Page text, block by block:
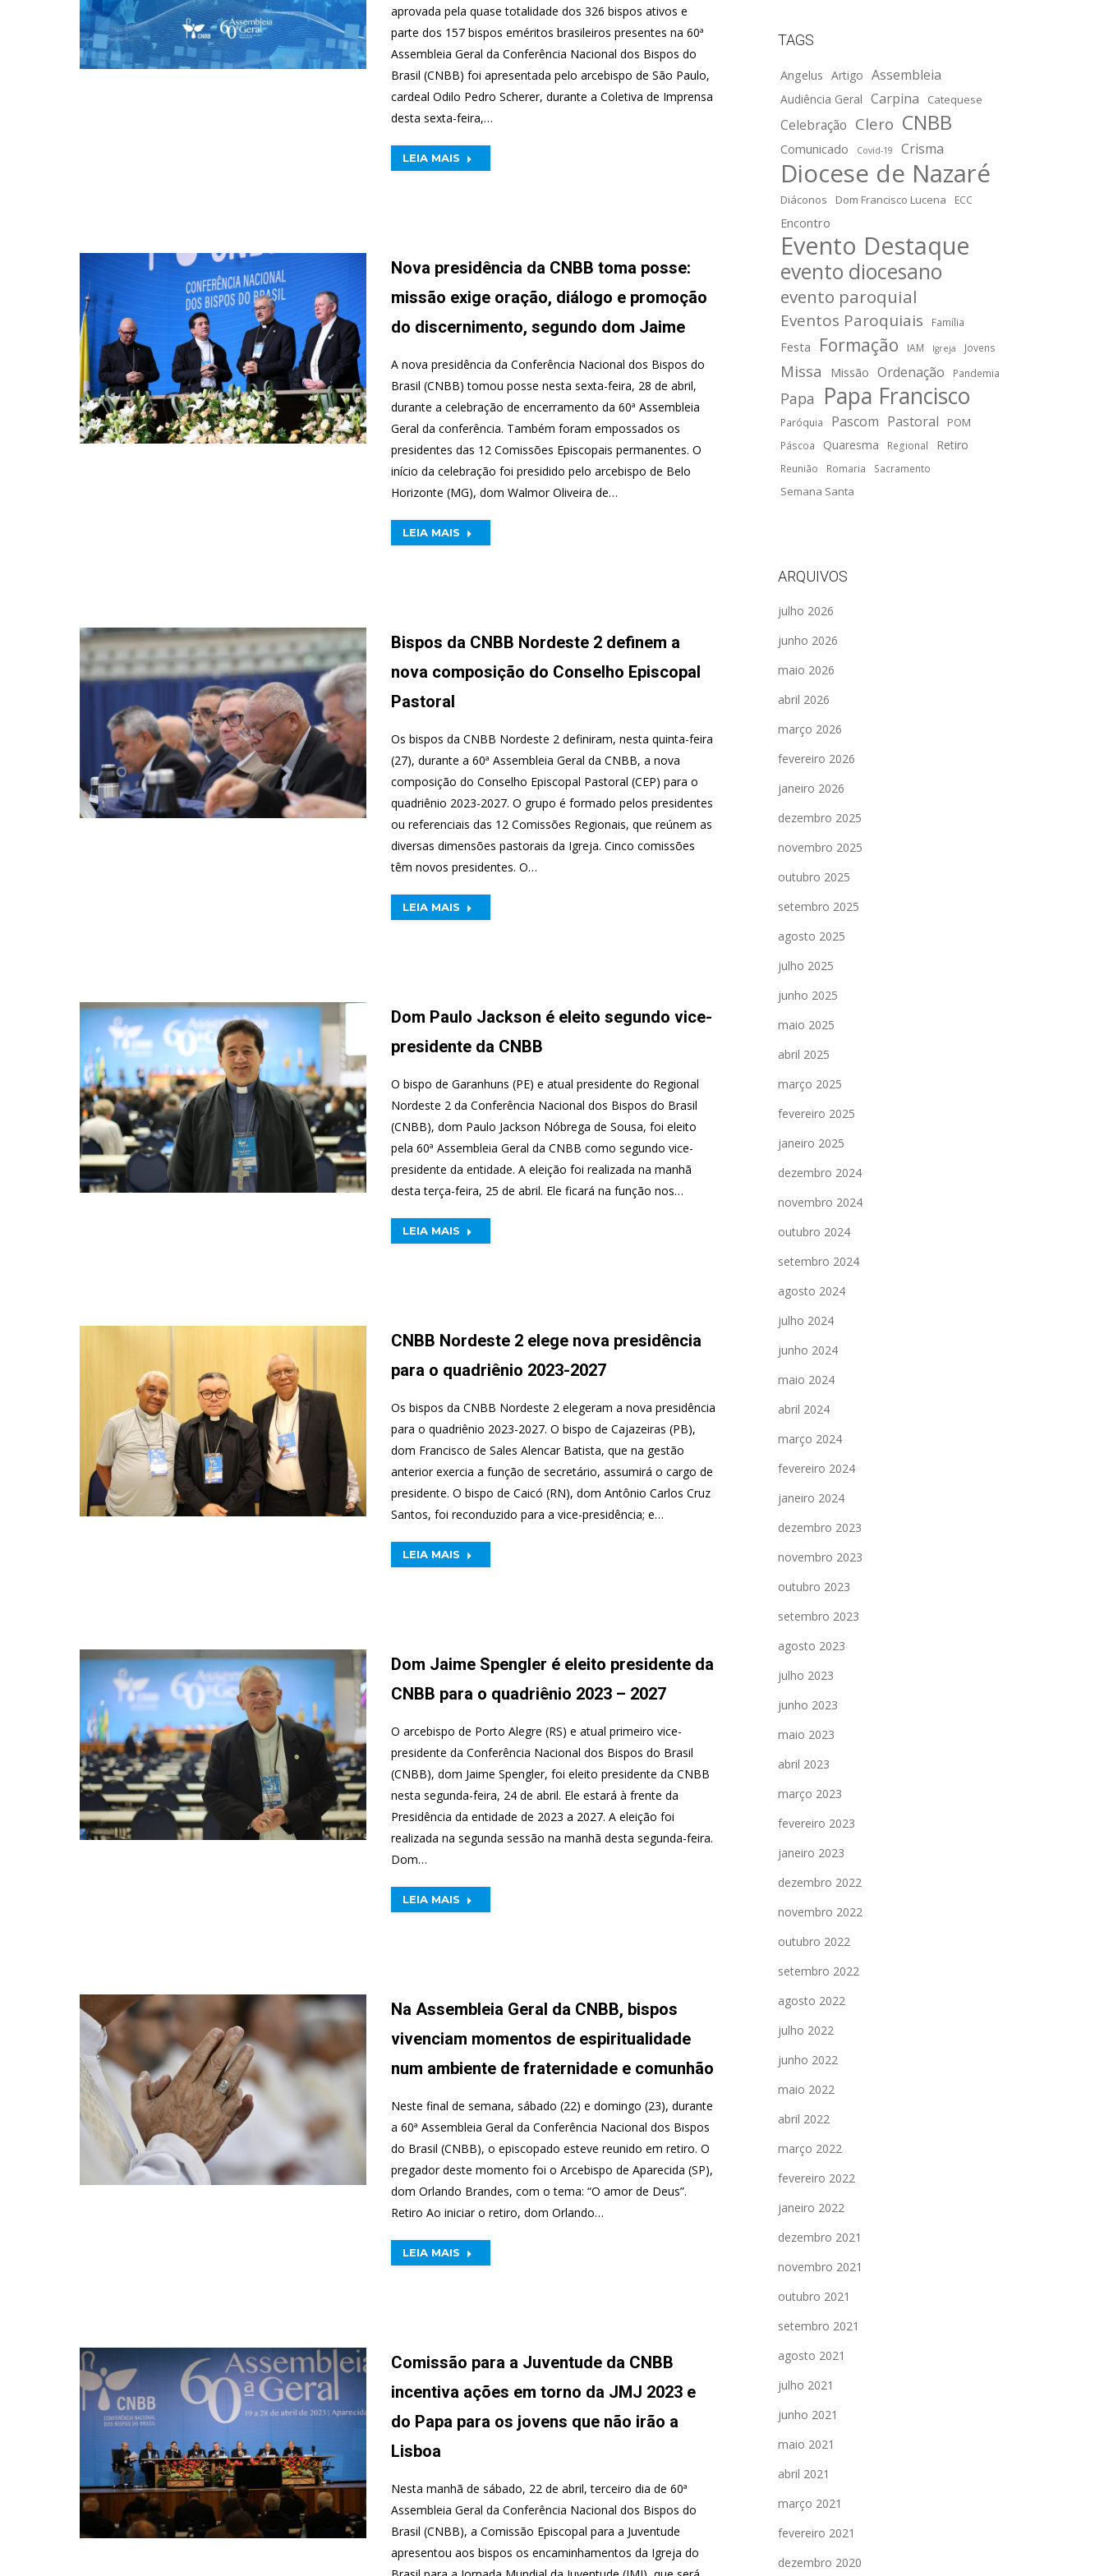
aprovada pela quase totalidade dos 326 bispos ativos e
parte dos 157 bispos eméritos brasileiros presentes na 60ª
Assembleia Geral da Conferência Nacional dos Bispos do
Brasil (CNBB) foi apresentada pelo arcebispo de São Paulo,
cardeal Odilo Pedro Scherer, durante a Coletiva de Imprensa
desta sexta-feira,…
LEIA MAIS
Nova presidência da CNBB toma posse:
missão exige oração, diálogo e promoção
do discernimento, segundo dom Jaime
A nova presidência da Conferência Nacional dos Bispos do
Brasil (CNBB) tomou posse nesta sexta-feira, 28 de abril,
durante a celebração de encerramento da 60ª Assembleia
Geral da conferência. Também foram empossados os
presidentes das 12 Comissões Episcopais permanentes. O
início da celebração foi presidido pelo arcebispo de Belo
Horizonte (MG), dom Walmor Oliveira de…
LEIA MAIS
Bispos da CNBB Nordeste 2 definem a
nova composição do Conselho Episcopal
Pastoral
Os bispos da CNBB Nordeste 2 definiram, nesta quinta-feira
(27), durante a 60ª Assembleia Geral da CNBB, a nova
composição do Conselho Episcopal Pastoral (CEP) para o
quadriênio 2023-2027. O grupo é formado pelos presidentes
ou referenciais das 12 Comissões Regionais, que reúnem as
diversas dimensões pastorais da Igreja. Cinco comissões
têm novos presidentes. O…
LEIA MAIS
Dom Paulo Jackson é eleito segundo vice-
presidente da CNBB
O bispo de Garanhuns (PE) e atual presidente do Regional
Nordeste 2 da Conferência Nacional dos Bispos do Brasil
(CNBB), dom Paulo Jackson Nóbrega de Sousa, foi eleito
pela 60ª Assembleia Geral da CNBB como segundo vice-
presidente da entidade. A eleição foi realizada na manhã
desta terça-feira, 25 de abril. Ele ficará na função nos…
LEIA MAIS
CNBB Nordeste 2 elege nova presidência
para o quadriênio 2023-2027
Os bispos da CNBB Nordeste 2 elegeram a nova presidência
para o quadriênio 2023-2027. O bispo de Cajazeiras (PB),
dom Francisco de Sales Alencar Batista, que na gestão
anterior exercia a função de secretário, assumirá o cargo de
presidente. O bispo de Caicó (RN), dom Antônio Carlos Cruz
Santos, foi reconduzido para a vice-presidência; e…
LEIA MAIS
Dom Jaime Spengler é eleito presidente da
CNBB para o quadriênio 2023 – 2027
O arcebispo de Porto Alegre (RS) e atual primeiro vice-
presidente da Conferência Nacional dos Bispos do Brasil
(CNBB), dom Jaime Spengler, foi eleito presidente da CNBB
nesta segunda-feira, 24 de abril. Ele estará à frente da
Presidência da entidade de 2023 a 2027. A eleição foi
realizada na segunda sessão na manhã desta segunda-feira.
Dom…
LEIA MAIS
Na Assembleia Geral da CNBB, bispos
vivenciam momentos de espiritualidade
num ambiente de fraternidade e comunhão
Neste final de semana, sábado (22) e domingo (23), durante
a 60ª Assembleia Geral da Conferência Nacional dos Bispos
do Brasil (CNBB), o episcopado esteve reunido em retiro. O
pregador deste momento foi o Arcebispo de Aparecida (SP),
dom Orlando Brandes, com o tema: “O amor de Deus”.
Retiro Ao iniciar o retiro, dom Orlando…
LEIA MAIS
Comissão para a Juventude da CNBB
incentiva ações em torno da JMJ 2023 e
do Papa para os jovens que não irão a
Lisboa
Nesta manhã de sábado, 22 de abril, terceiro dia de 60ª
Assembleia Geral da Conferência Nacional dos Bispos do
Brasil (CNBB), a Comissão Episcopal para a Juventude
apresentou aos bispos os encaminhamentos da Igreja do
TAGS
Angelus Artigo Assembleia
Audiência Geral Carpina Catequese
Celebração Clero CNBB
Comunicado Covid-19 Crisma
Diocese de Nazaré
Diáconos Dom Francisco Lucena ECC
Encontro
Evento Destaque
evento diocesano
evento paroquial
Eventos Paroquiais Família
Festa Formação IAM Igreja Jovens
Missa Missão Ordenação Pandemia
Papa Papa Francisco
Paróquia Pascom Pastoral POM
Páscoa Quaresma Regional Retiro
Reunião Romaria Sacramento
Semana Santa
ARQUIVOS
julho 2026
junho 2026
maio 2026
abril 2026
março 2026
fevereiro 2026
janeiro 2026
dezembro 2025
novembro 2025
outubro 2025
setembro 2025
agosto 2025
julho 2025
junho 2025
maio 2025
abril 2025
março 2025
fevereiro 2025
janeiro 2025
dezembro 2024
novembro 2024
outubro 2024
setembro 2024
agosto 2024
julho 2024
junho 2024
maio 2024
abril 2024
março 2024
fevereiro 2024
janeiro 2024
dezembro 2023
novembro 2023
outubro 2023
setembro 2023
agosto 2023
julho 2023
junho 2023
maio 2023
abril 2023
março 2023
fevereiro 2023
janeiro 2023
dezembro 2022
novembro 2022
outubro 2022
setembro 2022
agosto 2022
julho 2022
junho 2022
maio 2022
abril 2022
março 2022
fevereiro 2022
janeiro 2022
dezembro 2021
novembro 2021
outubro 2021
setembro 2021
agosto 2021
julho 2021
junho 2021
maio 2021
abril 2021
março 2021
fevereiro 2021
dezembro 2020